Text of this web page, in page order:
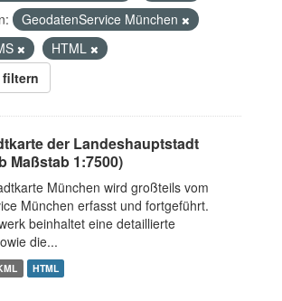
GeodatenService München
HTML
filtern
der Landeshauptstadt
Maßstab 1:7500)
München wird großteils vom
München erfasst und fortgeführt.
beinhaltet eine detaillierte
die...
HTML